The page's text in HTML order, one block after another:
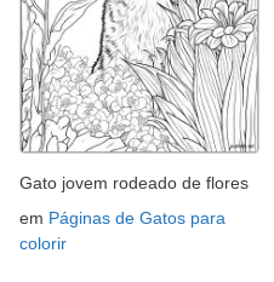
Gato jovem rodeado de flores
em Páginas de Gatos para
colorir